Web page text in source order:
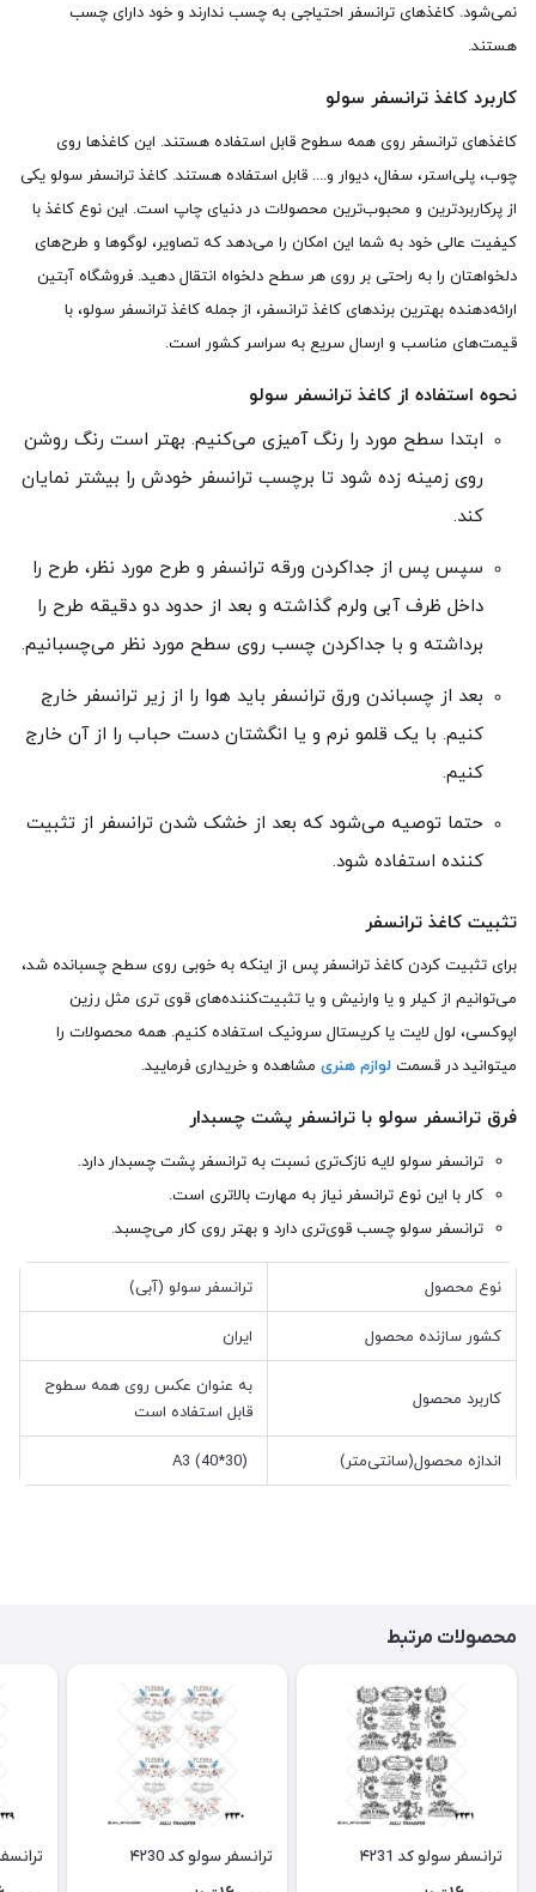
نمی‌شود. کاغذهای ترانسفر احتیاجی به چسب ندارند و خود دارای چسب
هستند.
کاربرد کاغذ ترانسفر سولو
کاغذهای ترانسفر روی همه سطوح قابل استفاده هستند. این کاغذها روی
چوب، پلی‌استر، سفال، دیوار و.... قابل استفاده هستند. کاغذ ترانسفر سولو یکی
از پرکاربردترین و محبوب‌ترین محصولات در دنیای چاپ است. این نوع کاغذ با
کیفیت عالی خود به شما این امکان را می‌دهد که تصاویر، لوگوها و طرح‌های
دلخواهتان را به راحتی بر روی هر سطح دلخواه انتقال دهید. فروشگاه آبتین
ارائه‌دهنده بهترین برندهای کاغذ ترانسفر، از جمله کاغذ ترانسفر سولو، با
قیمت‌های مناسب و ارسال سریع به سراسر کشور است.
نحوه استفاده از کاغذ ترانسفر سولو
ابتدا سطح مورد را رنگ آمیزی می‌کنیم. بهتر است رنگ روشن
روی زمینه زده شود تا برچسب ترانسفر خودش را بیشتر نمایان
کند.
سپس پس از جداکردن ورقه ترانسفر و طرح مورد نظر، طرح‌ را
داخل ظرف آبی ولرم گذاشته و بعد از حدود دو دقیقه طرح را
برداشته و با جداکردن چسب روی سطح مورد نظر می‌چسبانیم.
بعد از چسباندن ورق ترانسفر باید هوا را از زیر ترانسفر خارج
کنیم. با یک قلمو نرم و یا انگشتان دست حباب را از آن خارج
کنیم.
حتما توصیه می‌شود که بعد از خشک شدن ترانسفر از تثبیت
کننده استفاده شود.
تثبیت کاغذ ترانسفر
برای تثبیت کردن کاغذ ترانسفر پس از اینکه به خوبی روی سطح چسبانده شد،
می‌توانیم از کیلر و یا وارنیش و یا تثبیت‌کننده‌های قوی تری مثل رزین
اپوکسی، لول لایت یا کریستال سرونیک استفاده کنیم. همه محصولات را
میتوانید در قسمت لوازم هنری مشاهده و خریداری فرمایید.
فرق ترانسفر سولو با ترانسفر پشت چسبدار
ترانسفر سولو لایه نازک‌تری نسبت به ترانسفر پشت چسبدار دارد.
کار با این نوع ترانسفر نیاز به مهارت بالاتری است.
ترانسفر سولو چسب قوی‌تری دارد و بهتر روی کار می‌چسبد.
نوع محصول ترانسفر سولو (آبی)
کشور سازنده محصول ایران
کاربرد محصول
به عنوان عکس روی همه سطوح
قابل استفاده است
اندازه محصول(سانتی‌متر)
محصولات مرتبط
ترانسفر سولو کد ۴۲31 ترانسفر سولو کد ۴۲30